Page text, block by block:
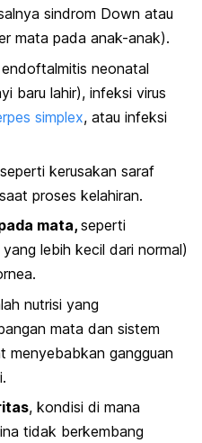
sindrom Down atau
mata pada anak-anak).
neonatal
baru lahir), infeksi virus
simplex, atau infeksi
seperti kerusakan saraf
proses kelahiran.
mata, seperti
lebih kecil dari normal)
nutrisi yang
mata dan sistem
menyebabkan gangguan
, kondisi di mana
tidak berkembang